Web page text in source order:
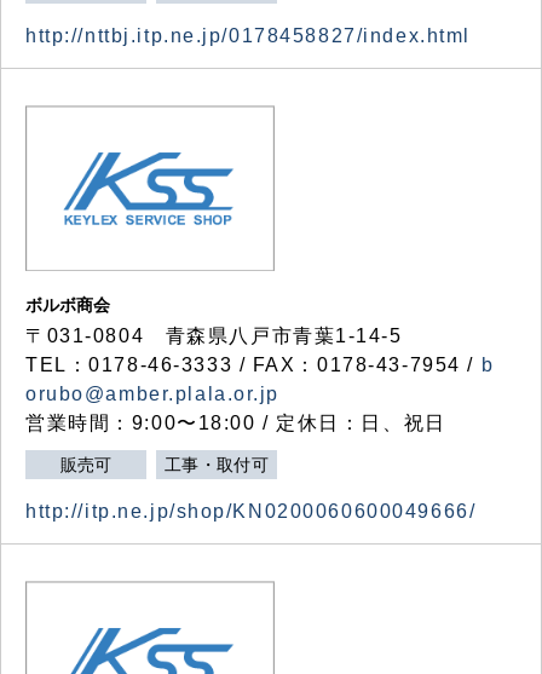
http://nttbj.itp.ne.jp/0178458827/index.html
ボルボ商会
〒031-0804 青森県八戸市青葉1-14-5
TEL：0178-46-3333 / FAX：0178-43-7954 / b
orubo@amber.plala.or.jp
営業時間：9:00〜18:00 / 定休日：日、祝日
販売可 工事・取付可
http://itp.ne.jp/shop/KN0200060600049666/